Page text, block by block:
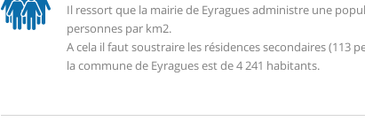
Il ressort que la mairie de Eyragues administre une
personnes par km2.
A cela il faut soustraire les résidences secondaires
la commune de Eyragues est de 4 241 habitants.